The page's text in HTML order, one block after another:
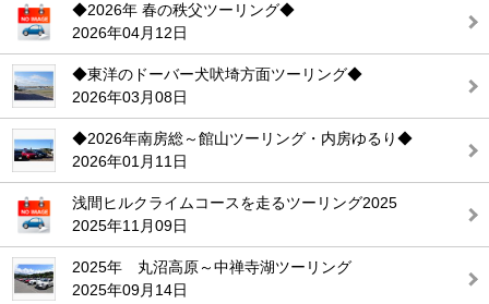
◆2026年 春の秩父ツーリング◆
2026年04月12日
◆東洋のドーバー犬吠埼方面ツーリング◆
2026年03月08日
◆2026年南房総～館山ツーリング・内房ゆるり◆
2026年01月11日
浅間ヒルクライムコースを走るツーリング2025
2025年11月09日
2025年 丸沼高原～中禅寺湖ツーリング
2025年09月14日